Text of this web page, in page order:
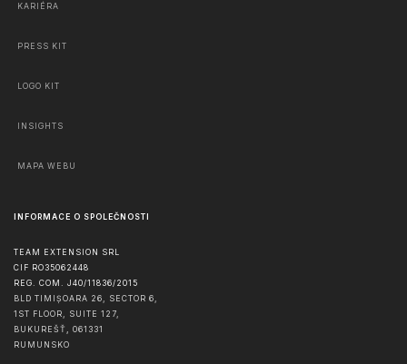
KARIÉRA
PRESS KIT
LOGO KIT
INSIGHTS
MAPA WEBU
INFORMACE O SPOLEČNOSTI
TEAM EXTENSION SRL
CIF RO35062448
REG. COM. J40/11836/2015
BLD TIMIȘOARA 26, SECTOR 6,
1ST FLOOR, SUITE 127,
BUKUREŠŤ , 061331
RUMUNSKO